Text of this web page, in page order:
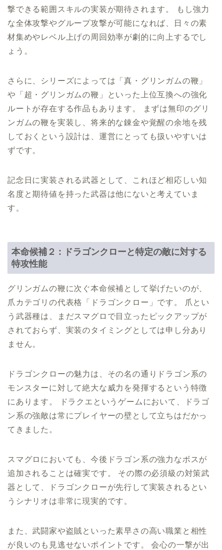
撃できる範囲スキルの実装が期待されます。 もし強力
な全体攻撃やグループ攻撃が可能になれば、日々の素
材集めやレベル上げの周回効率が劇的に向上するでし
ょう。
さらに、シリーズによっては「真・グリンガムの鞭」
や「超・グリンガムの鞭」といった上位互換への強化
ルートが存在する作品もあります。 まずは無印のグリ
ンガムの鞭を実装し、将来的な錬金や覚醒の余地を残
しておくという設計は、運営にとっても扱いやすいは
ずです。
記念日に実装される武器として、これほど相応しい知
名度と期待値を持った武器は他にないと考えていま
す。
本命候補２ : ドラゴンクローと特定の敵に対する
特攻性能
グリンガムの鞭に次ぐ本命候補として挙げたいのが、
爪カテゴリの代表格「ドラゴンクロー」です。 爪とい
う武器種は、まだスマグロで目立ったピックアップが
されておらず、実装のタイミングとしては申し分あり
ません。
ドラゴンクローの魅力は、その名の通りドラゴン系の
モンスターに対して絶大な威力を発揮するという特徴
にあります。 ドラクエというゲームにおいて、ドラゴ
ン系の強敵は常にプレイヤーの壁として立ちはだかっ
てきました。
スマグロにおいても、今後ドラゴン系の強力なボスが
追加されることは確実です。 その際の必須級の対策武
器として、ドラゴンクローが先行して実装されるとい
うシナリオは非常に現実的です。
また、武闘家や盗賊といった素早さの高い職業と相性
が良いのも見逃せないポイントです。 会心の一撃が出